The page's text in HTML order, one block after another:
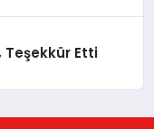
Teşekkür Etti